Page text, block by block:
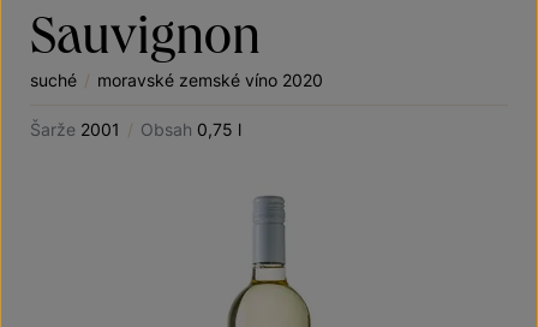
Sauvignon
suché / moravské zemské víno 2020
Šarže 2001 / Obsah 0,75 l